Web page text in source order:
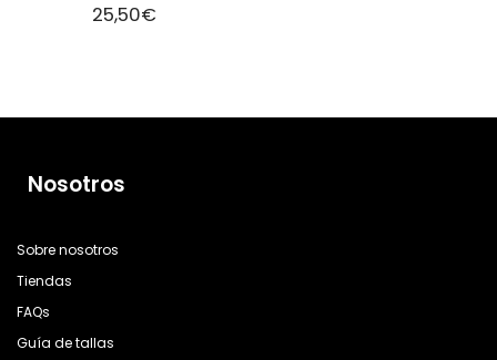
25,50€
Nosotros
Sobre nosotros
Tiendas
FAQs
Guía de tallas